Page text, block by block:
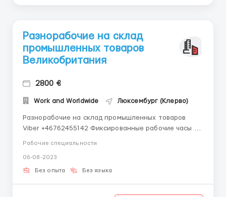
Разнорабочие на склад
промышленных товаров
Великобритания
2800 €
Work and Worldwide Люксембург (Клерво)
Разнорабочие на склад промышленных товаров
Viber +46762455142 Фиксированные рабочие часы и
зарплата. Работа на постоянной основе
качества. Работа заключается в комплектации
заказов товаров с использованием сканера,
Рабочие специальности
06-08-2023
Без опыта Без языка